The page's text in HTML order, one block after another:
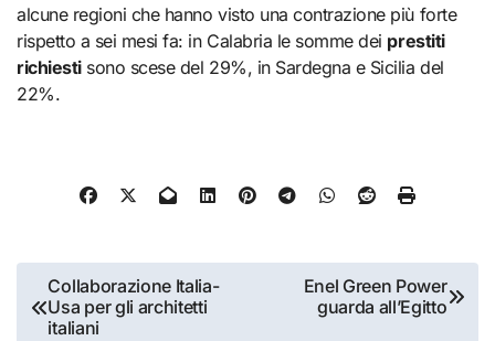
alcune regioni che hanno visto una contrazione più forte
rispetto a sei mesi fa: in Calabria le somme dei prestiti
richiestisono scese del 29%, in Sardegna e Sicilia del
22%.
Navigazione
articoli
Collaborazione Italia-
Usa per gli architetti
italiani
Enel Green Power
guarda all’Egitto